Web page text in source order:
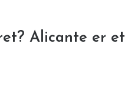
Alicante er